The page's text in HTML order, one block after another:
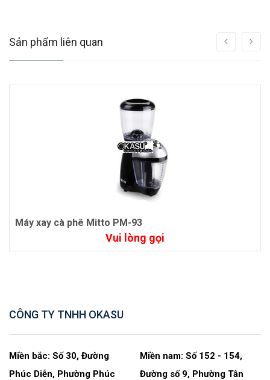
Sản phẩm liên quan
Máy xay cà phê Mitto PM-93
Vui lòng gọi
CÔNG TY TNHH OKASU
Miền bắc: Số 30, Đường
Phúc Diễn, Phường Phúc
Miền nam: Số 152 - 154,
Đường số 9, Phường Tân